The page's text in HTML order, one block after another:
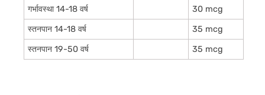
गर्भावस्था 14-18 वर्ष
30 mcg
स्तनपान 14-18 वर्ष
35 mcg
स्तनपान 19-50 वर्ष
35 mcg